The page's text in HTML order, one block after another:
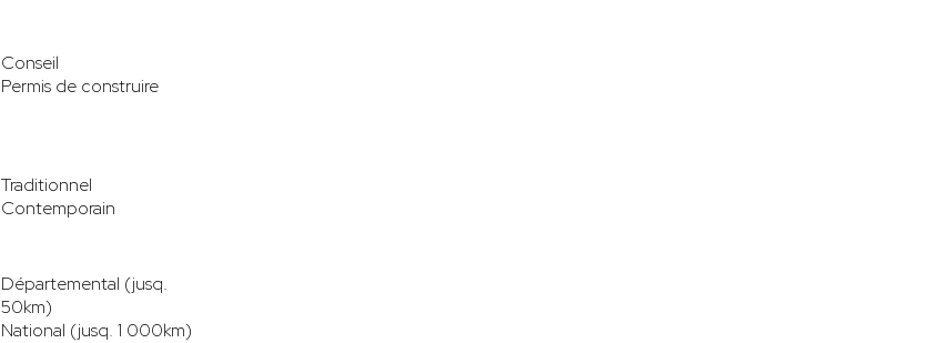
Conseil
Permis de construire
Traditionnel
Contemporain
Départemental (jusq.
50km)
National (jusq. 1 000km)